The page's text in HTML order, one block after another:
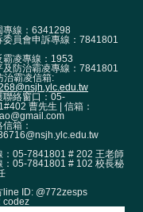
專線：6341298
委員會申訴專線：7841801
霸凌專線：1953
及防治霸凌專線：7841801
治霸凌信箱:
聯絡窗口：05-
曹先生 | 信箱：
箱：
：05-7841801 # 202 王老師
：05-7841801 # 102 校長秘
line ID: @772zesps
codez